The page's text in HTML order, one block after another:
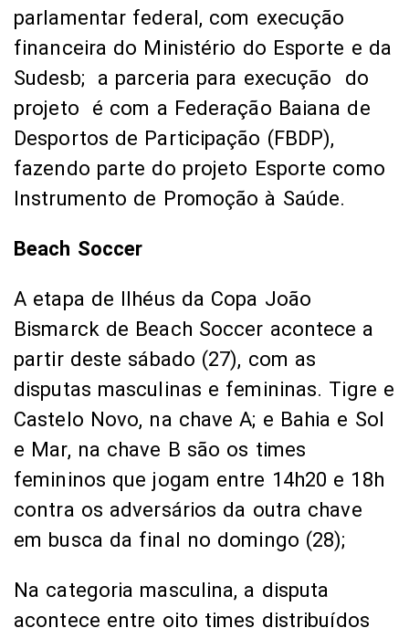
parlamentar federal, com execução
financeira do Ministério do Esporte e da
Sudesb; a parceria para execução do
projeto é com a Federação Baiana de
Desportos de Participação (FBDP),
fazendo parte do projeto Esporte como
Instrumento de Promoção à Saúde.
Beach Soccer
A etapa de Ilhéus da Copa João
Bismarck de Beach Soccer acontece a
partir deste sábado (27), com as
disputas masculinas e femininas. Tigre e
Castelo Novo, na chave A; e Bahia e Sol
e Mar, na chave B são os times
femininos que jogam entre 14h20 e 18h
contra os adversários da outra chave
em busca da final no domingo (28);
Na categoria masculina, a disputa
acontece entre oito times distribuídos